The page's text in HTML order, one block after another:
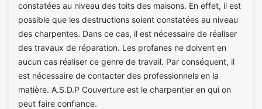
constatées au niveau des toits des maisons. En effet, il est
possible que les destructions soient constatées au niveau
des charpentes. Dans ce cas, il est nécessaire de réaliser
des travaux de réparation. Les profanes ne doivent en
aucun cas réaliser ce genre de travail. Par conséquent, il
est nécessaire de contacter des professionnels en la
matière. A.S.D.P Couverture est le charpentier en qui on
peut faire confiance.